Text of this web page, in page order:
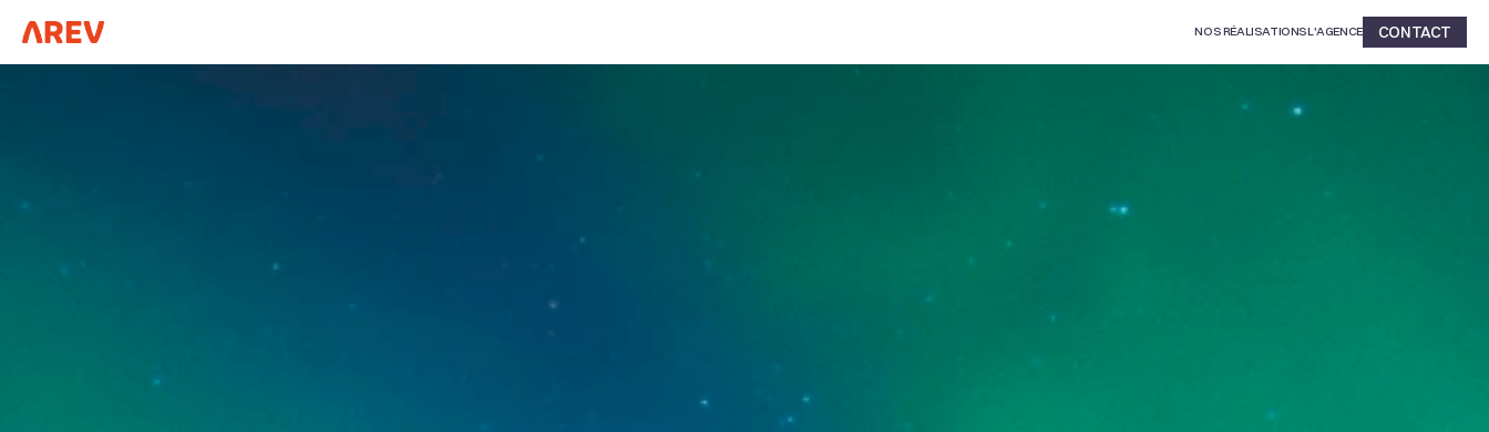
NOS RÉALISATIONSL'AGENCE CONTACT